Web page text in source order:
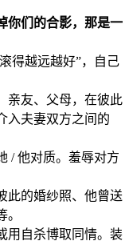
你们的合影，那是一
得越远越好”，自己
亲友、父母，在彼此
入夫妻双方之间的
/ 他对质。羞辱对方
此的婚纱照、他曾送
用自杀博取同情。装